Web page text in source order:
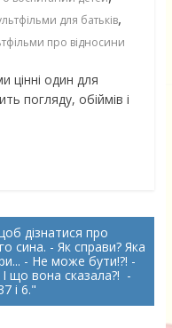
для батьків,
про відносини
цінні один для
погляду, обіймів і
дізнатися про
сина. - Як справи? Яка
- Не може бути!?! -
що вона сказала?! -
і 6.